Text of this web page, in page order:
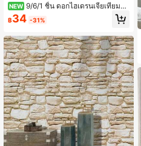
NEW 9/6/1 ชิ้น ดอกไฮเดรนเจียเทียมสีม่
วง เหมาะสำหรับงานแต่งงาน ช่อดอกไ
ม้เจ้าสาว ตกแต่งบ้านและห้อง สไตล์ฤดู
ห้องน้ำ ตกแต่งโต๊ะกลาง ฉากกลางแจ้ง
ธีมกลับโรงเรียน ตกแต่งผนัง และตกแต่
งสำนักงาน
฿34 -31%